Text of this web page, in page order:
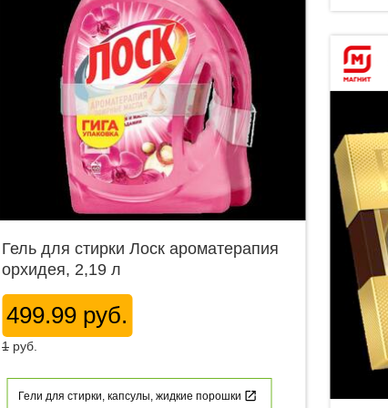
Гель для стирки Лоск ароматерапия
орхидея, 2,19 л
499.99 руб.
1 руб.
Гели для стирки, капсулы, жидкие порошки